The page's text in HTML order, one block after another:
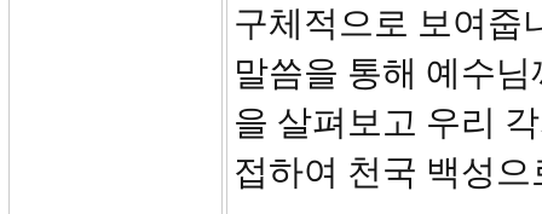
구체적으로 보여줍
말씀을 통해 예수
을 살펴보고 우리
접하여 천국 백성